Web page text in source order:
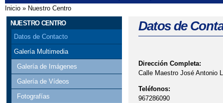
Se encuentra usted aquí
Inicio » Nuestro Centro
NUESTRO CENTRO
Datos de Contacto
Galería Multimedia
Galería de Imágenes
Galería de Vídeos
Fotografías
Datos de
Dirección Completa:
Calle Maestro José Antonio
Teléfonos:
967286090